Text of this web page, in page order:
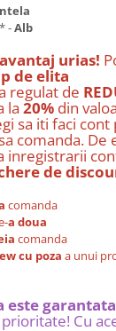
-Alb
urias!
de elita
regulat de
la 20% din
sa iti faci
comanda.
inregistrarii
de
comanda
a doua
comanda
cu poza a unui
este garantata
Cu